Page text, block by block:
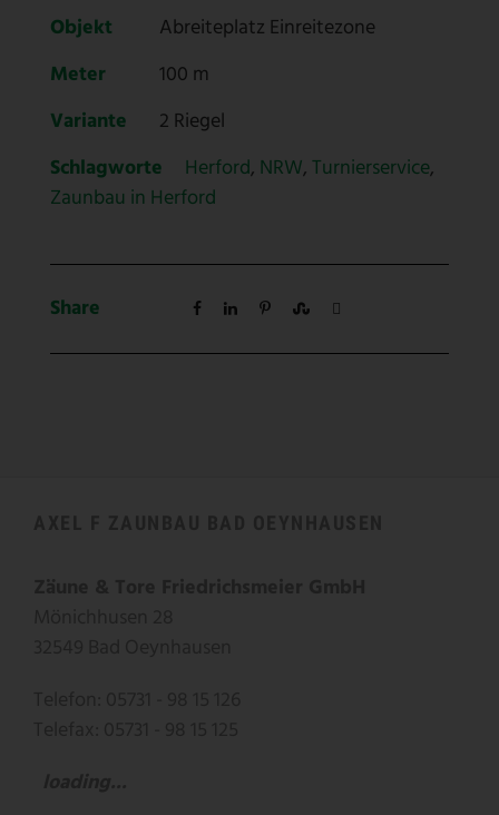
Objekt
Abreiteplatz Einreitezone
Meter
100 m
Variante
2 Riegel
Schlagworte
Herford, NRW,Turnierservice,
Zaunbau in Herford
Share